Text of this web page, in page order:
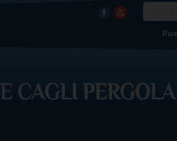
Facebook
Youtube